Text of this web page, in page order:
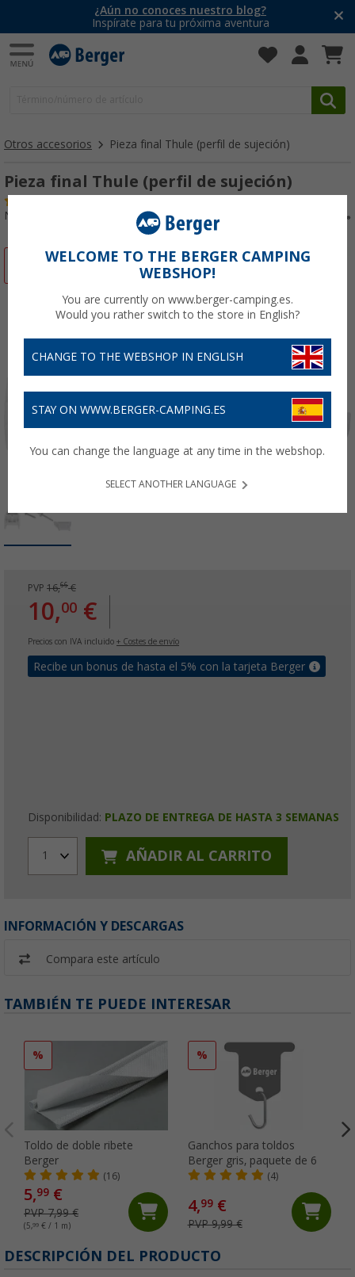
¿Aún no conoces nuestro blog?
Inspírate para tu próxima aventura
Otros accesorios Pieza final Thule (perfil de sujeción)
Pieza final Thule (perfil de sujeción)
Nº de artículo 110403
-39%
PVP 16,66€
10,00 €
Precios con IVA incluido + Costes de envío
Recibe un bonus de hasta el 5% con la tarjeta Berger
Disponibilidad: PLAZO DE ENTREGA DE HASTA 3 SEMANAS
1 AÑADIR AL CARRITO
INFORMACIÓN Y DESCARGAS
Compara este artículo
TAMBIÉN TE PUEDE INTERESAR
%
Toldo de doble ribete
Berger
(16)
5,99 €
PVP 7,99 €
(5,99 € / 1 m)
%
Ganchos para toldos
Berger gris, paquete de 6
(4)
4,99€
PVP 9,99 €
DESCRIPCIÓN DEL PRODUCTO
WELCOME TO THE BERGER CAMPING
WEBSHOP!
You are currently on www.berger-camping.es.
Would you rather switch to the store in English?
CHANGE TO THE WEBSHOP IN ENGLISH
STAY ON WWW.BERGER-CAMPING.ES
You can change the language at any time in the webshop.
SELECT ANOTHER LANGUAGE